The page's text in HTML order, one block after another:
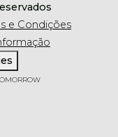
e Condições